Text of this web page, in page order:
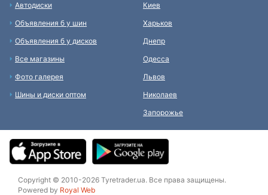
Автодиски
Объявления б у шин
Объявления б у дисков
Все магазины
Фото галерея
Шины и диски оптом
Киев
Харьков
Днепр
Одесса
Львов
Николаев
Запорожье
Copyright © 2010-2026 Tyretrader.ua. Все права защищены.
Powered by Royal Web